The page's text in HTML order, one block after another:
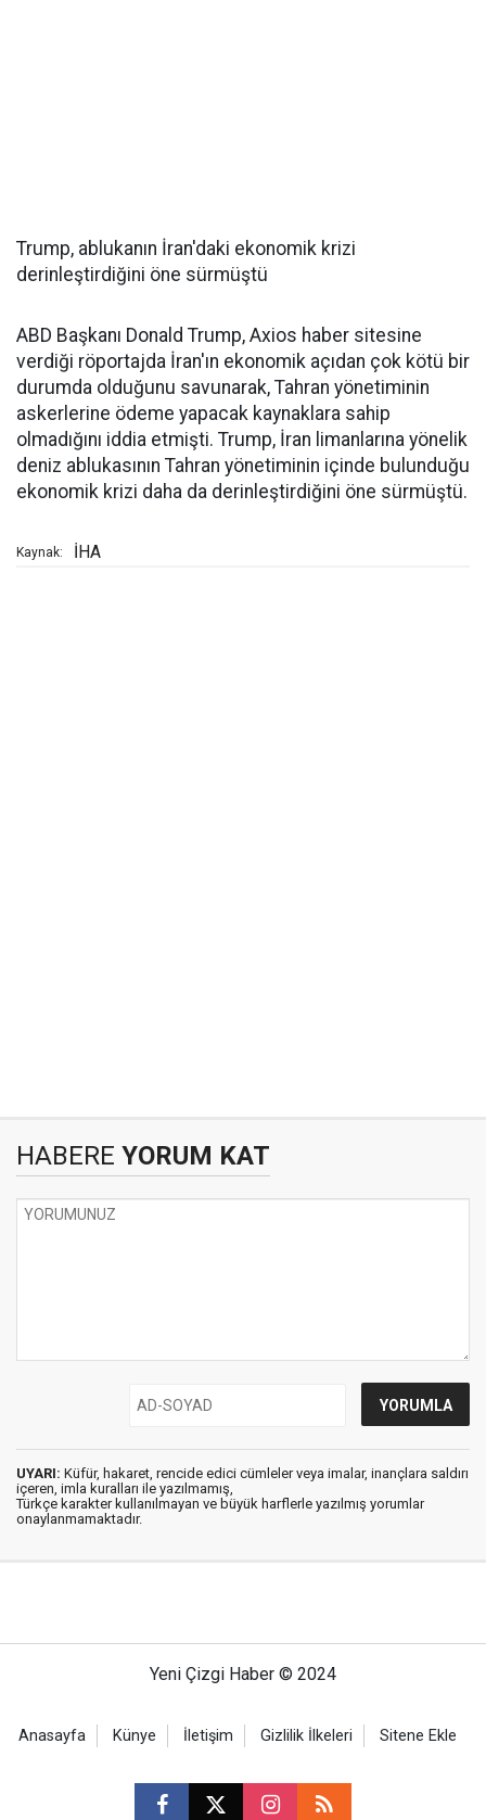
Trump, ablukanın İran'daki ekonomik krizi
derinleştirdiğini öne sürmüştü
ABD Başkanı Donald Trump, Axios haber sitesine
verdiği röportajda İran'ın ekonomik açıdan çok kötü bir
durumda olduğunu savunarak, Tahran yönetiminin
askerlerine ödeme yapacak kaynaklara sahip
olmadığını iddia etmişti. Trump, İran limanlarına yönelik
deniz ablukasının Tahran yönetiminin içinde bulunduğu
ekonomik krizi daha da derinleştirdiğini öne sürmüştü.
Kaynak: İHA
HABERE YORUM KAT
UYARI: Küfür, hakaret, rencide edici cümleler veya imalar, inançlara saldırı
içeren, imla kuralları ile yazılmamış,
Türkçe karakter kullanılmayan ve büyük harflerle yazılmış yorumlar
onaylanmamaktadır.
Yeni Çizgi Haber © 2024
Anasayfa Künye İletişim Gizlilik İlkeleri Sitene Ekle